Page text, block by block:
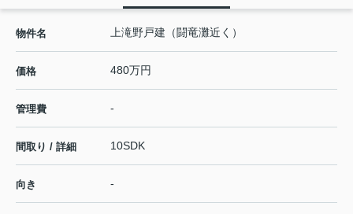
物件名 上滝野戸建（闘竜灘近く）
価格 480万円
管理費 -
間取り / 詳細 10SDK
向き -